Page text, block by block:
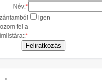
Név:*
fel a
*
igen